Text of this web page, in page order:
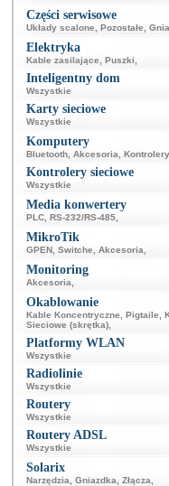
Części serwisowe
Układy scalone Pozostałe
Elektryka
Kable zasilające Puszki
Inteligentny dom
Wszystkie
Karty sieciowe
Wszystkie
Komputery
Bluetooth Akcesoria Kontrolery
Kontrolery sieciowe
Wszystkie
Media konwertery
PLC RS-232/RS-485
MikroTik
GPEN Switche Akcesoria
Monitoring
Akcesoria
Okablowanie
Kable Koncentryczne Pigtaile
Sieciowe (skrętka)
Platformy WLAN
Wszystkie
Radiolinie
Wszystkie
Routery
Wszystkie
Routery ADSL
Wszystkie
Solarix
Narzędzia Gniazdka Złącza